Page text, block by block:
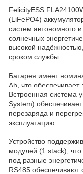
FelicityESS
(LiFePO4)
систем автономного
солнечных
высокой
сроком службы.
Батарея имеет
Ah, что обеспечивает
Встроенная система
System)
перезаряда и
эксплуатацию.
Устройство
модулей (1 stack),
под разные
RS485 обеспечивают